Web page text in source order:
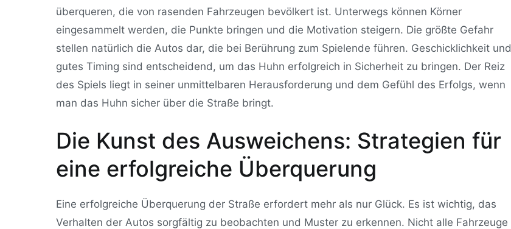
überqueren, die von rasenden Fahrzeugen bevölkert ist. Unterwegs können Körner
eingesammelt werden, die Punkte bringen und die Motivation steigern. Die größte Gefahr
stellen natürlich die Autos dar, die bei Berührung zum Spielende führen. Geschicklichkeit und
gutes Timing sind entscheidend, um das Huhn erfolgreich in Sicherheit zu bringen. Der Reiz
des Spiels liegt in seiner unmittelbaren Herausforderung und dem Gefühl des Erfolgs, wenn
man das Huhn sicher über die Straße bringt.
Die Kunst des Ausweichens: Strategien für
eine erfolgreiche Überquerung
Eine erfolgreiche Überquerung der Straße erfordert mehr als nur Glück. Es ist wichtig, das
Verhalten der Autos sorgfältig zu beobachten und Muster zu erkennen. Nicht alle Fahrzeuge